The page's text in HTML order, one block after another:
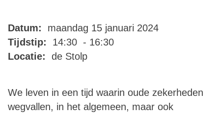
Datum:
maandag 15 januari 2024
Tijdstip:
14:30 - 16:30
Locatie:
de Stolp
We leven in een tijd waarin oude zekerheden
wegvallen, in het algemeen, maar ook